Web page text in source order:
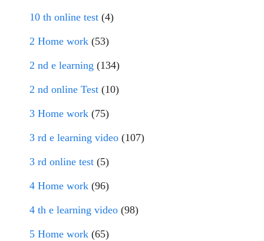
10 th online test (4)
2 Home work (53)
2 nd e learning (134)
2 nd online Test (10)
3 Home work (75)
3 rd e learning video (107)
3 rd online test (5)
4 Home work (96)
4 th e learning video (98)
5 Home work (65)